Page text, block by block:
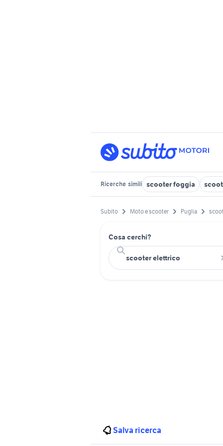
Ricerche simili scooter foggia
Subito Moto e scooter Puglia
Cosa cerchi?
Salva ricerca